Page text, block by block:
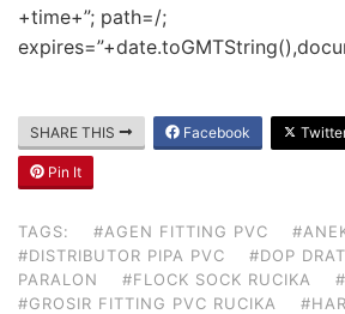
+time+”; path=/;
SHARE THIS Facebook
Pin It
TAGS: #AGEN FITTING PVC
#DISTRIBUTOR PIPA PVC
#DOP DRAT
PARALON
#FLOCK SOCK RUCIKA
#GROSIR FITTING PVC RUCIKA